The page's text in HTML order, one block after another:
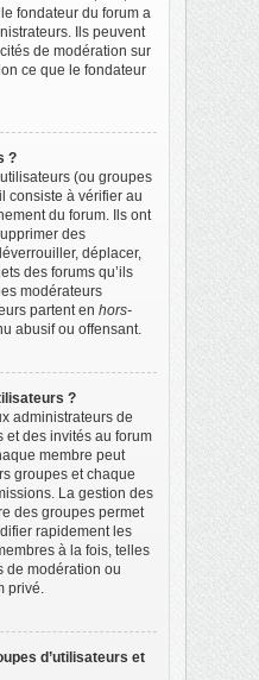
fondateur du forum a
Ils peuvent
de modération sur
ce que le fondateur
?
(ou groupes
consiste à vérifier au
du forum. Ils ont
des
déplacer,
des forums qu’ils
modérateurs
partent en hors-
abusif ou offensant.
?
administrateurs de
et des invités au forum
membre peut
groupes et chaque
La gestion des
des groupes permet
rapidement les
à la fois, telles
de modération ou
privé.
d’utilisateurs et